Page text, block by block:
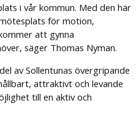
i vår kommun. Med den här
för motion,
att gynna
säger Thomas Nyman.
av Sollentunas övergripande
attraktivt och levande
till en aktiv och